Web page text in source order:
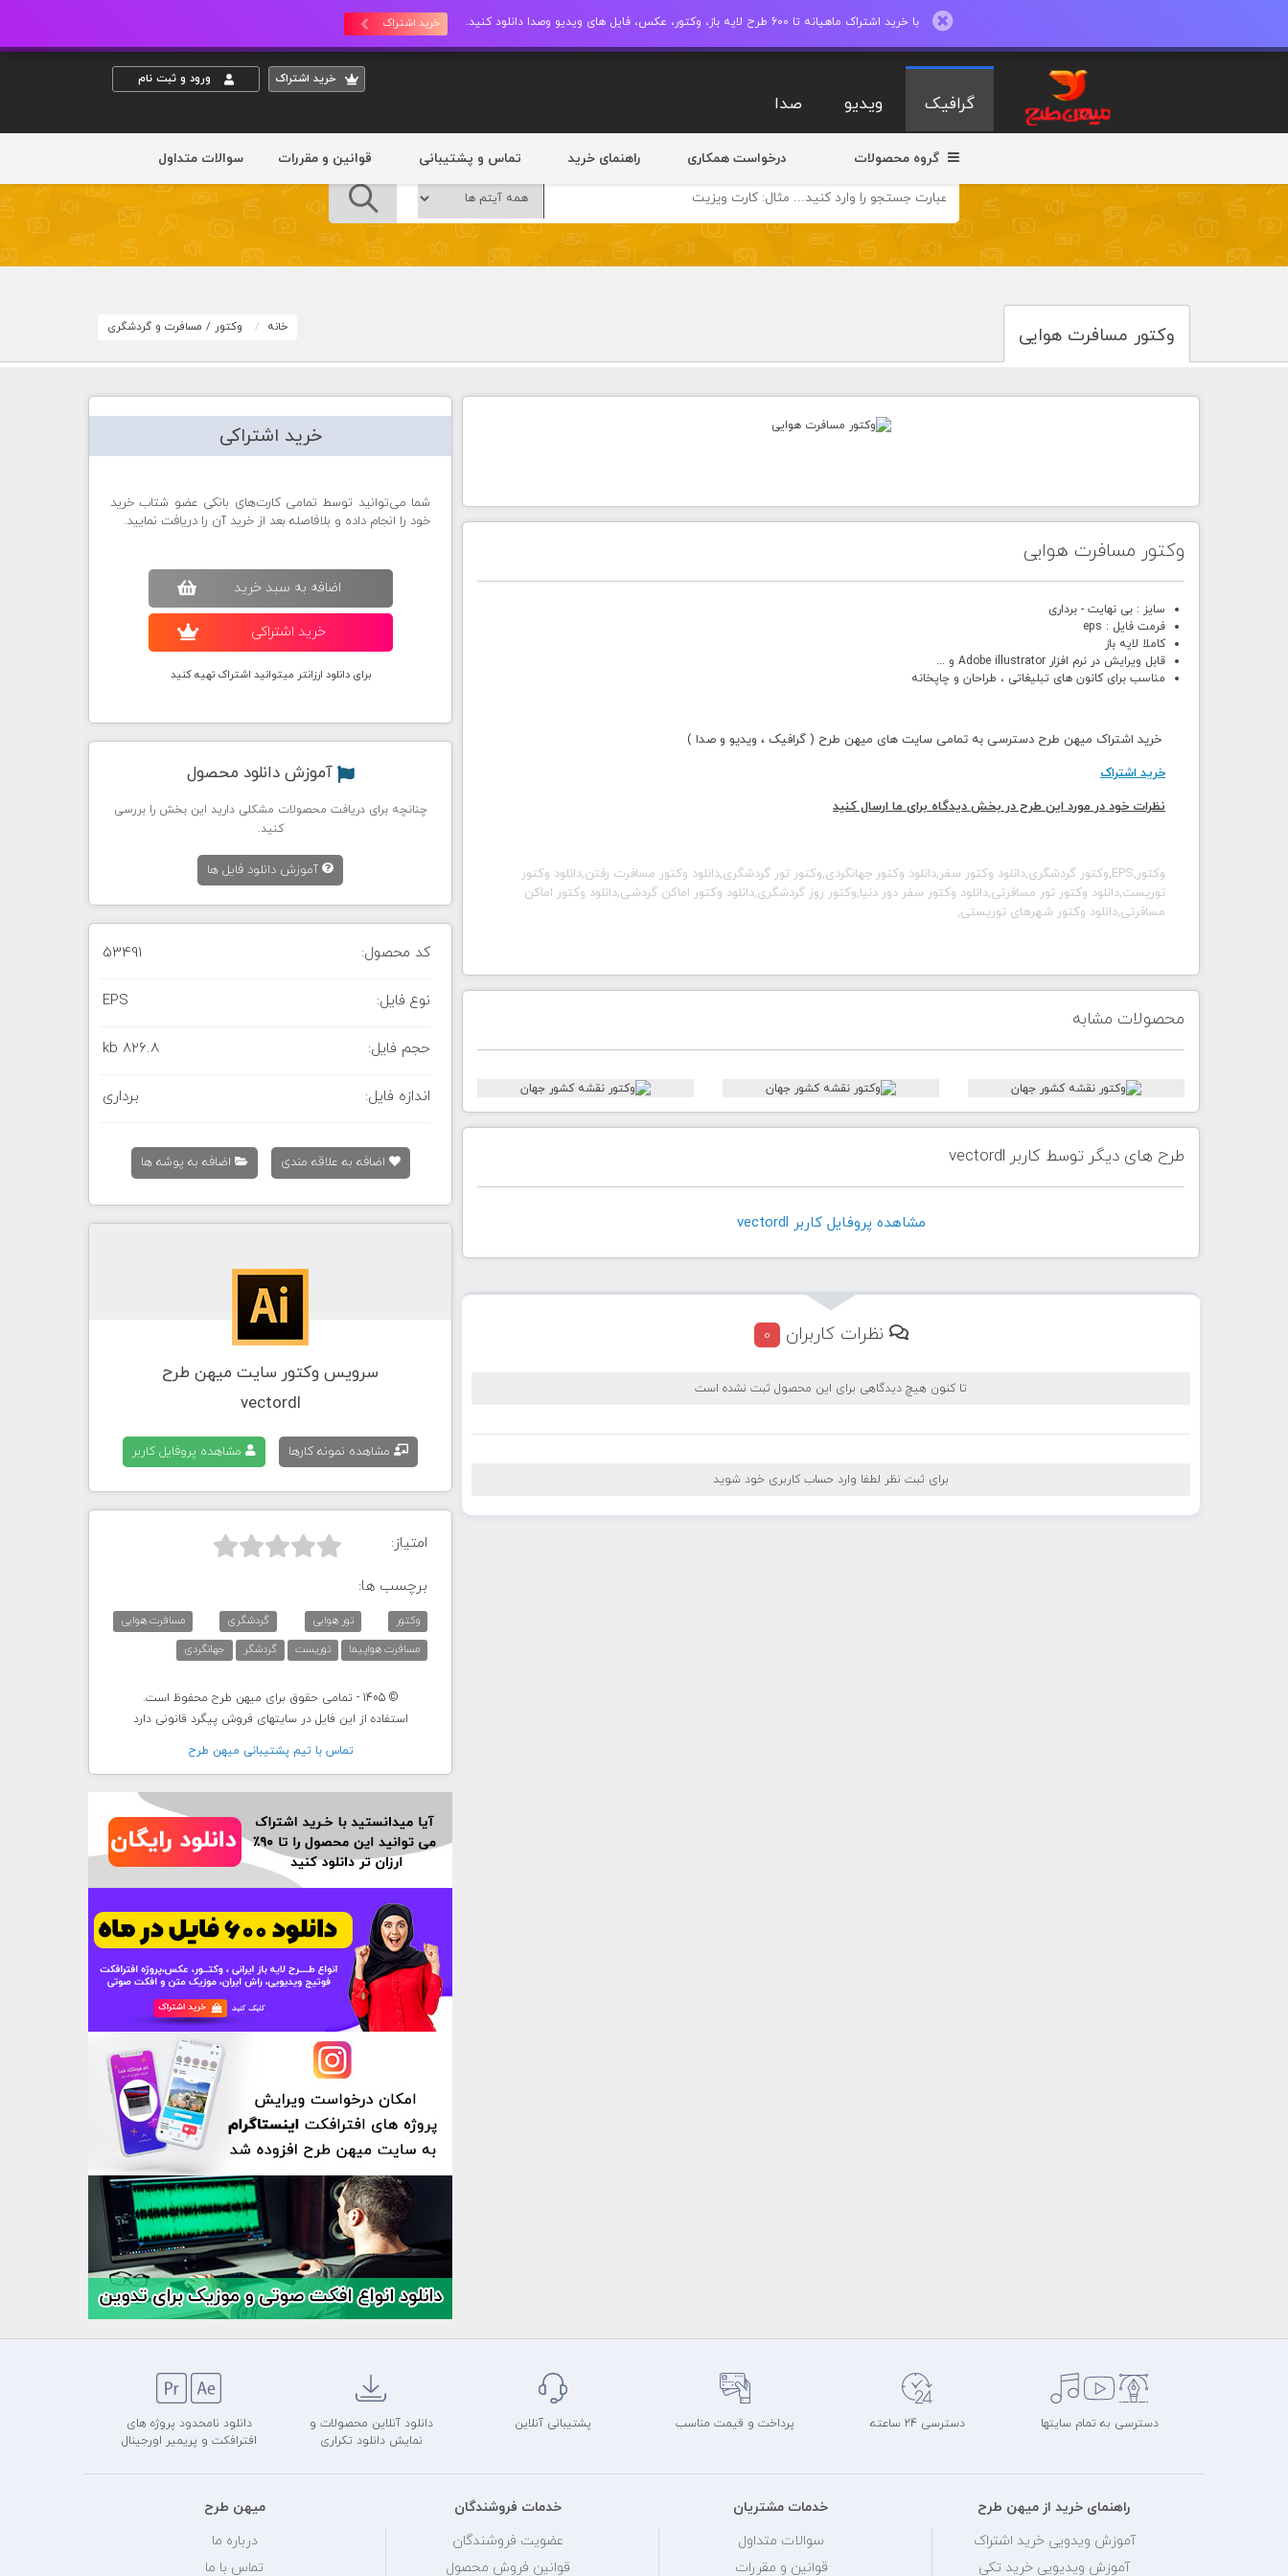
با خرید اشتراک ماهیانه تا 600 طرح لایه باز، وکتور، عکس، فایل های ویدیو وصدا دانلود کنید. خرید اشتراک
خريد اشتراک ورود و ثبت نام
گرافیک ویدیو صدا
گروه محصولات درخواست همکاری راهنمای خرید تماس و پشتیبانی قوانین و مقررات سوالات متداول
وکتور مسافرت هوایی خانه وکتور / مسافرت و گردشگری
وکتور مسافرت هوایی
سایز : بی نهایت - برداری
فرمت فایل : eps
کاملا لایه باز
قابل ویرایش در نرم افزار Adobe illustrator و ...
مناسب برای کانون های تبلیغاتی ، طراحان و چاپخانه
خرید اشتراک میهن طرح دسترسی به تمامی سایت های میهن طرح ( گرافیک ، ویدیو و صدا )
خرید اشتراک
نظرات خود در مورد این طرح در بخش دیدگاه برای ما ارسال کنید
وکتور,EPS,وکتور گردشگری,دانلود وکتور سفر,دانلود وکتور جهانگردی,وکتور تور گردشگری,دانلود وکتور مسافرت رفتن,دانلود وکتور
توریست,دانلود وکتور تور مسافرتی,دانلود وکتور سفر دور دنیا,وکتور روز گردشگری,دانلود وکتور اماکن گردشی,دانلود وکتور اماکن
مسافرتی,دانلود وکتور شهرهای توریستی,
محصولات مشابه
طرح های دیگر توسط کاربر vectordl
مشاهده پروفايل کاربر vectordl
نظرات کاربران 0
تا کنون هیچ دیدگاهی برای این محصول ثبت نشده است
برای ثبت نظر لطفا وارد حساب کاربری خود شوید
خرید اشتراکی
شما می‌توانید توسط تمامی کارت‌های بانکی عضو شتاب خرید
خود را انجام داده و بلافاصله بعد از خرید آن را دریافت نمایید.
اضافه به سبد خريد
خريد اشتراکی
برای دانلود ارزانتر میتوانید اشتراک تهیه کنید
آموزش دانلود محصول
چنانچه برای دریافت محصولات مشکلی دارید این بخش را بررسی
کنید.
آموزش دانلود فایل ها
کد محصول: 53491
نوع فایل: EPS
حجم فایل: 826.8 kb
اندازه فایل: برداری
اضافه به علاقه مندی اضافه به پوشه ها
سرویس وکتور سایت میهن طرح
vectordl
مشاهده نمونه کارها مشاهده پروفایل کاربر
امتیاز: 


برچسب ها:
وکتور تور هوایی گردشگری
مسافرت هوایی
مسافرت هواپیما
توریست گردشگر جهانگردی
© 1405 - تمامی حقوق برای میهن طرح محفوظ است.
استفاده از این فایل در سایتهای فروش پیگرد قانونی دارد
تماس با تيم پشتيبانی ميهن طرح
دسترسی به تمام سایتها دسترسی 24 ساعته پرداخت و قیمت مناسب پشتیبانی آنلاین
دانلود آنلاین محصولات و
نمایش دانلود تکراری
دانلود نامحدود پروژه های
افترافکت و پریمیر اورجینال
راهنمای خرید از میهن طرح
آموزش ویدویی خرید اشتراک
آموزش ویدیویی خرید تکی
خدمات مشتریان
سوالات متداول
قوانین و مقررات
خدمات فروشندگان
عضویت فروشندگان
قوانین فروش محصول
میهن طرح
درباره ما
تماس با ما